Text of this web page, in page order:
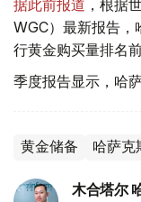
据此前报道 ，根据
WGC）最新报告，
行黄金购买量排名
季度报告显示，哈
黄金储备 哈萨克
木合塔尔